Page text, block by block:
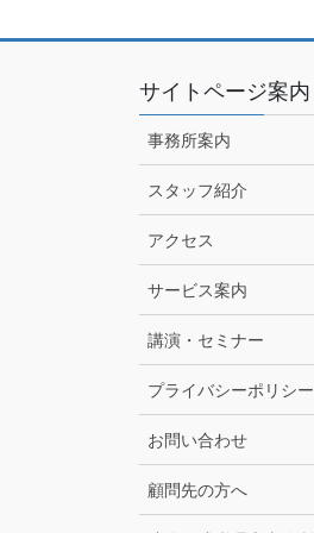
サイトページ案内
事務所案内
スタッフ紹介
アクセス
サービス案内
講演・セミナー
プライバシーポリシー
お問い合わせ
顧問先の方へ